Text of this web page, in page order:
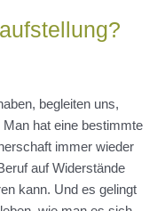
begleiten uns,
hat eine bestimmte
immer wieder
auf Widerstände
kann. Und es gelingt